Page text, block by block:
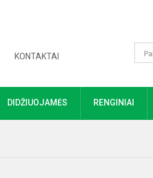
KONTAKTAI
DIDŽIUOJAMĖS RENGINIAI